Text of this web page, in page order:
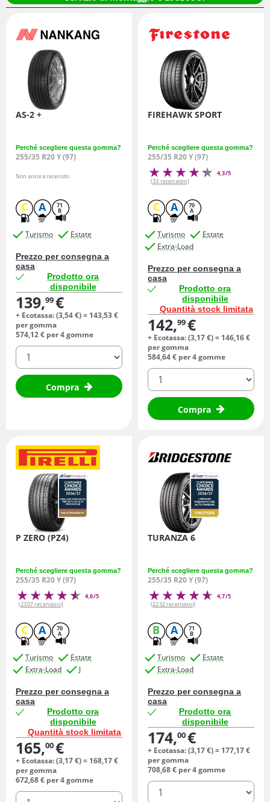
AS-2 +
Perché scegliere questa gomma?
255/35 R20 Y (97)
Non ancora recensito
C A 71
B
Turismo Estate
Prezzo per consegna a
casa
Prodotto ora
disponibile
139,99€
+ Ecotassa: (3,54€) = 143,53€
per gomma
574,12€ per 4 gomme
quantità
Compra
FIREHAWK SPORT
Perché scegliere questa gomma?
255/35 R20 Y (97)
4,3/5
(33 recensioni)
C A 70
A
Turismo
Estate
Extra-Load
Prezzo per consegna a
casa
Prodotto ora
disponibile
Quantità stock limitata
142,99€
+ Ecotassa: (3,17€) = 146,16€
per gomma
584,64€ per 4 gomme
quantità
Compra
P ZERO (PZ4)
Perché scegliere questa gomma?
255/35 R20 Y (97)
4,6/5
(2307 recensioni)
C A 70
A
Turismo
Estate
Extra-Load
J
Prezzo per consegna a
casa
Prodotto ora
disponibile
Quantità stock limitata
165,00€
+ Ecotassa: (3,17€) = 168,17€
per gomma
672,68€ per 4 gomme
quantità
TURANZA 6
Perché scegliere questa gomma?
255/35 R20 Y (97)
4,7/5
(2232 recensioni)
B A 71
B
Turismo
Estate
Extra-Load
Prezzo per consegna a
casa
Prodotto ora
disponibile
174,00€
+ Ecotassa: (3,17€) = 177,17€
per gomma
708,68€ per 4 gomme
quantità